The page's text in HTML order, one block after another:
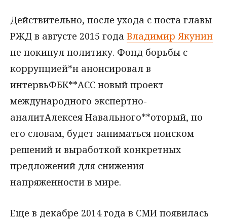
Действительно, после ухода с поста главы
РЖД в августе 2015 года Владимир Якунин
не покинул политику. Фонд борьбы с
коррупцией*н анонсировал в
интервьФБК**АСС новый проект
международного экспертно-
аналитАлексея Навального**оторый, по
его словам, будет заниматься поиском
решений и выработкой конкретных
предложений для снижения
напряженности в мире.
Еще в декабре 2014 года в СМИ появилась